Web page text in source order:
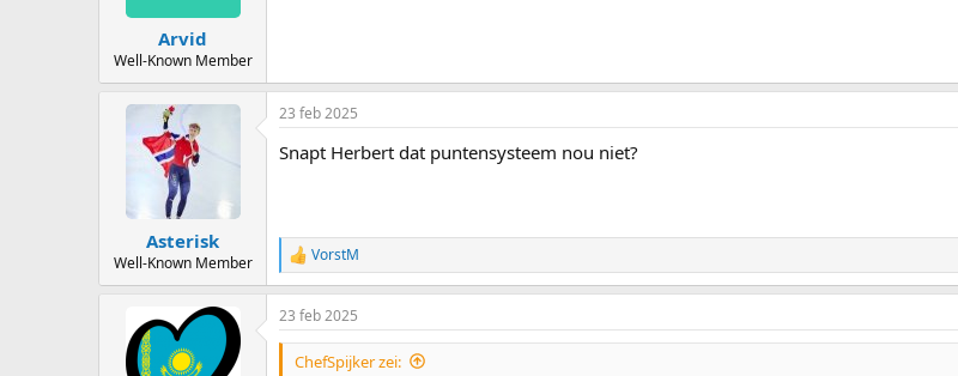
Arvid
Well-Known Member
Asterisk
Well-Known Member
23 feb 2025
Snapt Herbert dat puntensysteem nou niet?
R
e
a
c
t
VorstM
23 feb 2025
ChefSpijker zei: